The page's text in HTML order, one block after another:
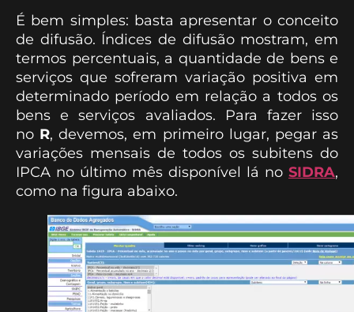
É bem simples: basta apresentar o conceito
de difusão. Índices de difusão mostram, em
termos percentuais, a quantidade de bens e
serviços que sofreram variação positiva em
determinado período em relação a todos os
bens e serviços avaliados. Para fazer isso
no R, devemos, em primeiro lugar, pegar as
variações mensais de todos os subitens do
IPCA no último mês disponível lá no SIDRA,
como na figura abaixo.